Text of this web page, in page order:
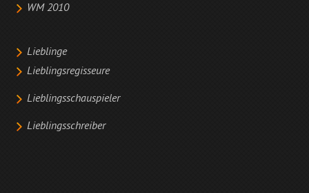
WM 2010
Lieblinge
Lieblingsregisseure
Lieblingsschauspieler
Lieblingsschreiber